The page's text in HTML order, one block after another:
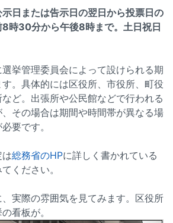
日または告示日の翌日から投票日の
時30分から午後8時まで。土日祝日
挙管理委員会によって設けられる期
。具体的には区役所、市役所、町役
ど。出張所や公民館などで行われる
その場合は期間や時間帯が異なる場
要です。
総務省のHPに詳しく書かれている
ください。
実際の雰囲気を見てみます。区役所
看板が。